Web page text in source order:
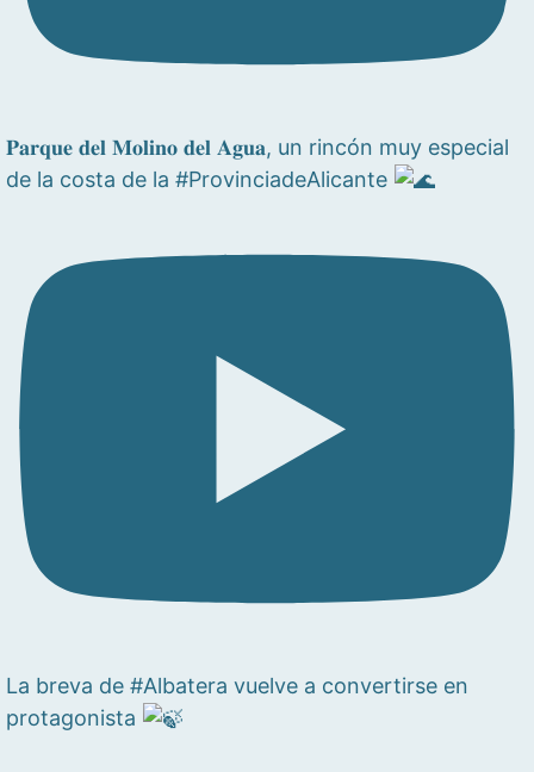
𝐏𝐚𝐫𝐪𝐮𝐞 𝐝𝐞𝐥 𝐌𝐨𝐥𝐢𝐧𝐨 𝐝𝐞𝐥 𝐀𝐠𝐮𝐚, un rincón muy especial
de la costa de la #ProvinciadeAlicante
La breva de #Albatera vuelve a convertirse en
protagonista